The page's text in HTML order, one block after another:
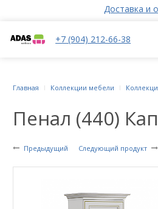
Доставка и
+7 (904) 212-66-38
Пенал (440)
Предыдущий Следующий продукт
Главная Коллекции мебели